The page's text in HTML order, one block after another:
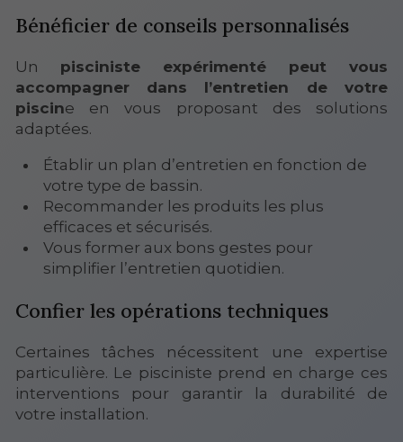
Bénéficier de conseils personnalisés
Un pisciniste expérimenté peut vous
accompagner dans l’entretien de votre
piscine en vous proposant des solutions
adaptées.
Établir un plan d’entretien en fonction de
votre type de bassin.
Recommander les produits les plus
efficaces et sécurisés.
Vous former aux bons gestes pour
simplifier l’entretien quotidien.
Confier les opérations techniques
Certaines tâches nécessitent une expertise
particulière. Le pisciniste prend en charge ces
interventions pour garantir la durabilité de
votre installation.